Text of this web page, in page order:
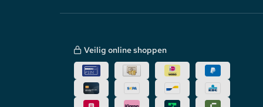
Veilig online shoppen